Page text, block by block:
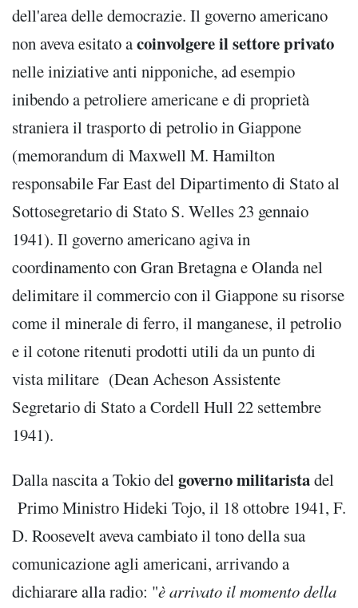
dell'area delle democrazie. Il governo americano
non aveva esitato acoinvolgere il settore privato
nelle iniziative anti nipponiche, ad esempio
inibendo a petroliere americane e di proprietà
straniera il trasporto di petrolio in Giappone
(memorandum di Maxwell M. Hamilton
responsabile Far East del Dipartimento di Stato al
Sottosegretario di Stato S. Welles 23 gennaio
1941). Il governo americano agiva in
coordinamento con Gran Bretagna e Olanda nel
delimitare il commercio con il Giappone su risorse
come il minerale di ferro, il manganese, il petrolio
e il cotone ritenuti prodotti utili da un punto di
vista militare (Dean Acheson Assistente
Segretario di Stato a Cordell Hull 22 settembre
1941).
Dalla nascita a Tokio delgoverno militaristadel
Primo Ministro Hideki Tojo, il 18 ottobre 1941, F.
D. Roosevelt aveva cambiato il tono della sua
comunicazione agli americani, arrivando a
dichiarare alla radio: "è arrivato il momento della